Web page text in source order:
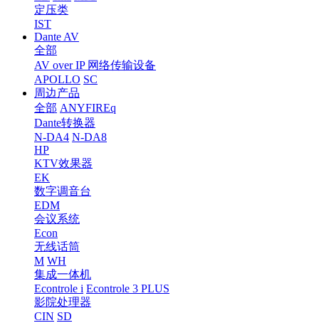
定压类
IST
Dante AV
全部
AV over IP 网络传输设备
APOLLO SC
周边产品
全部 ANYFIREq
Dante转换器
N-DA4 N-DA8
HP
KTV效果器
EK
数字调音台
EDM
会议系统
Econ
无线话筒
M WH
集成一体机
Econtrole i Econtrole 3 PLUS
影院处理器
CIN SD